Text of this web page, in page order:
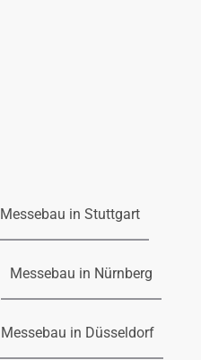
Messebau in Stuttgart
Messebau in Nürnberg
Messebau in Düsseldorf